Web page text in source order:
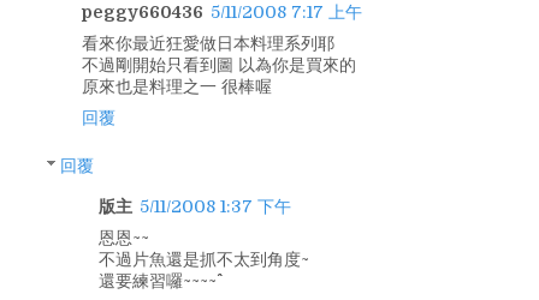
peggy660436 5/11/2008 7:17 上午
看來你最近狂愛做日本料理系列耶
不過剛開始只看到圖 以為你是買來的
原來也是料理之一 很棒喔
回覆
回覆
版主 5/11/2008 1:37 下午
恩恩~~
不過片魚還是抓不太到角度~
還要練習囉~~~~^^